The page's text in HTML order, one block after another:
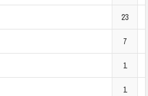
23
7
1
1